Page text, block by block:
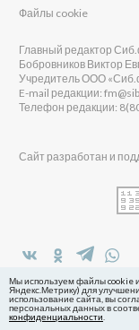
в Яндекс.Дзен
Файлы cookie
Главный редактор
Бобровников Виктор
Учредитель ООО
E-mail редакции:
Телефон редакции:
Сайт разработан и
Мы используем файлы cookie
Яндекс.Метрику) для
использование сайта, вы
персональных данных в
конфиденциальности